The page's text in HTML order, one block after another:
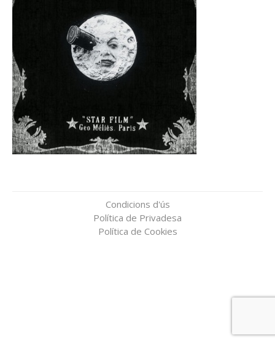
Condicions d'ús
Política de Privadesa
Política de Cookies